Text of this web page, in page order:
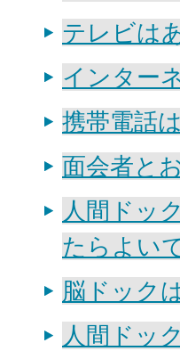
テレビは
インター
携帯電話
面会者と
人間ドッ
たらよい
脳ドック
人間ドッ